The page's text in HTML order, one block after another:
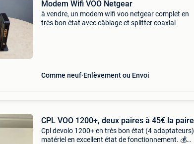
Modem Wifi VOO Netgear
à vendre, un modem wifi voo netgear complet en
très bon état avec câblage et splitter coaxial
Comme neuf Enlèvement ou Envoi
CPL VOO 1200+, deux paires à 45€ la paire
Cpl devolo 1200+ en très bon état (4 adaptateurs)
matériel en excellent état de fonctionnement. 💰